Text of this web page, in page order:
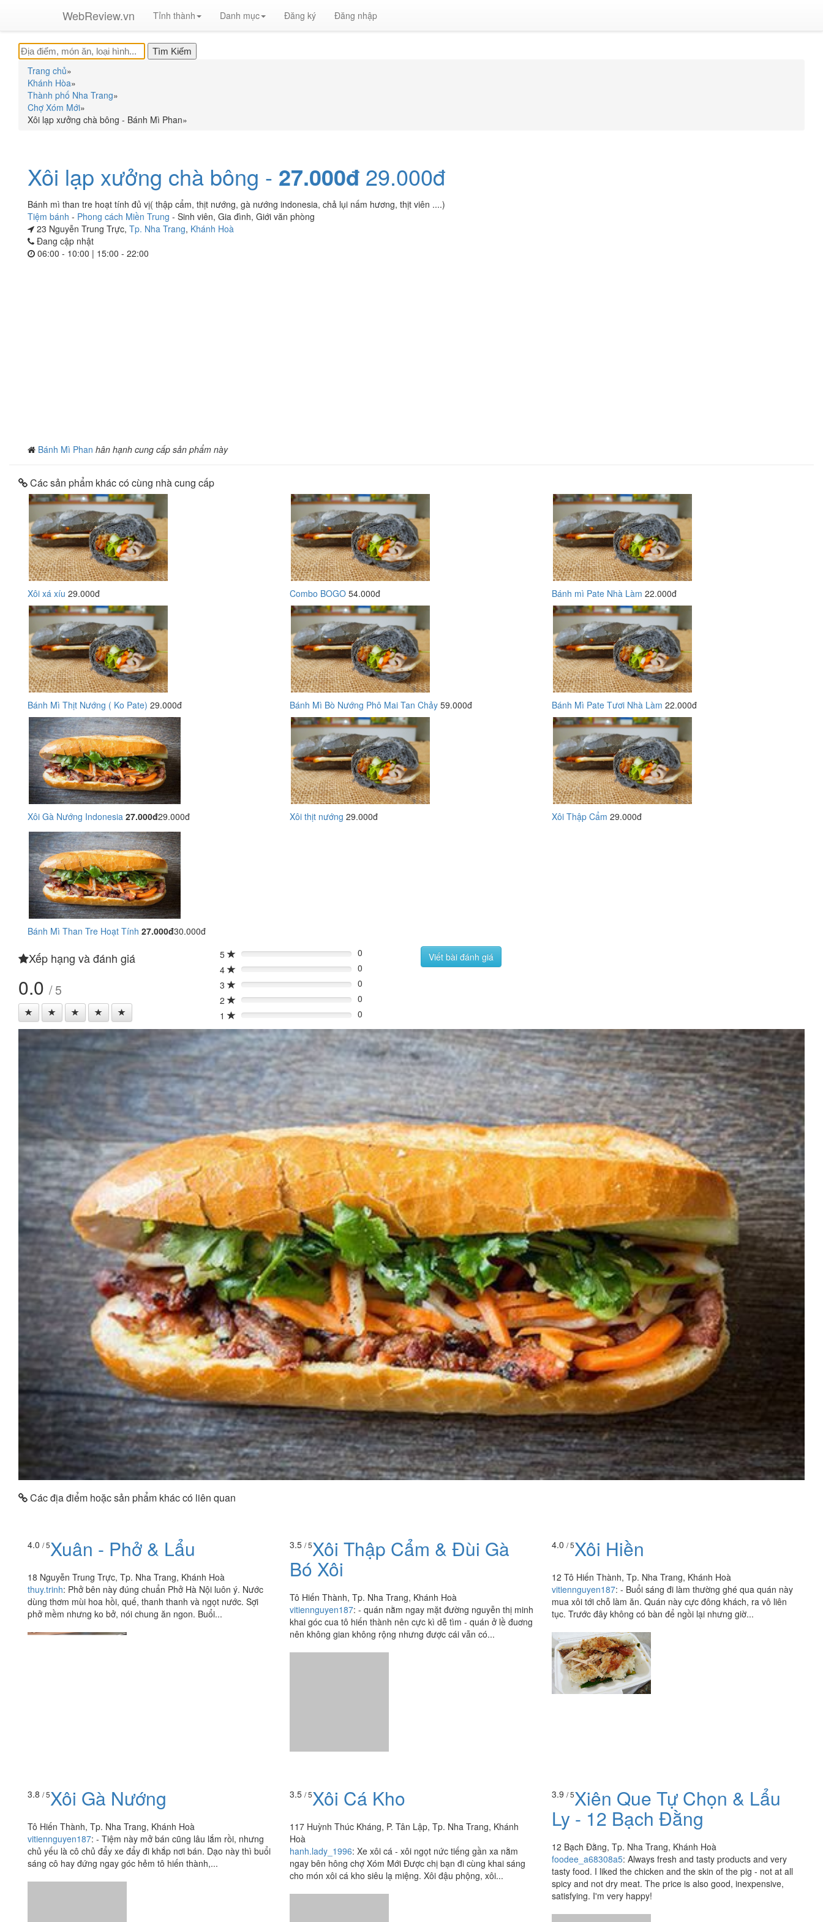
WebReview.vn Tỉnh thành Danh mục Đăng ký Đăng nhập
Trang chủ»
Khánh Hòa»
Thành phố Nha Trang»
Chợ Xóm Mới»
Xôi lạp xưởng chà bông - Bánh Mì Phan»
Xôi lạp xưởng chà bông - 27.000đ 29.000đ
Bánh mì than tre hoạt tính đủ vị( thập cẩm, thịt nướng, gà nướng indonesia, chả lụi nấm hương, thịt viên ....)
Tiệm bánh - Phong cách Miền Trung - Sinh viên, Gia đình, Giới văn phòng
23 Nguyễn Trung Trực, Tp. Nha Trang, Khánh Hoà
Đang cập nhật
06:00 - 10:00 | 15:00 - 22:00
Bánh Mì Phan hân hạnh cung cấp sản phẩm này
Các sản phẩm khác có cùng nhà cung cấp
Xôi xá xíu 29.000đ Combo BOGO 54.000đ Bánh mì Pate Nhà Làm 22.000đ
Bánh Mì Thịt Nướng ( Ko Pate) 29.000đ Bánh Mì Bò Nướng Phô Mai Tan Chảy 59.000đ Bánh Mì Pate Tươi Nhà Làm 22.000đ
Xôi Gà Nướng Indonesia 27.000đ29.000đ Xôi thịt nướng 29.000đ Xôi Thập Cẩm 29.000đ
Bánh Mì Than Tre Hoạt Tính 27.000đ30.000đ
Xếp hạng và đánh giá
0.0 / 5
5 0%
0
4
0%
0
3
0%
0
2
0%
0
1
0% 0
Viết bài đánh giá
Các địa điểm hoặc sản phẩm khác có liên quan
4.0 / 5Xuân - Phở & Lẩu
18 Nguyễn Trung Trực, Tp. Nha Trang, Khánh Hoà
thuy.trinh: Phở bên này đúng chuẩn Phở Hà Nội luôn ý. Nước
dùng thơm mùi hoa hồi, quế, thanh thanh và ngọt nước. Sợi
phở mềm nhưng ko bở, nói chung ăn ngon. Buổi...
3.5 / 5Xôi Thập Cẩm & Đùi Gà
Bó Xôi
Tô Hiến Thành, Tp. Nha Trang, Khánh Hoà
vitiennguyen187: - quán nằm ngay mặt đường nguyễn thị minh
khai góc cua tô hiến thành nên cực kì dễ tìm - quán ở lề đuơng
nên không gian không rộng nhưng được cái vẫn có...
4.0 / 5Xôi Hiền
12 Tô Hiến Thành, Tp. Nha Trang, Khánh Hoà
vitiennguyen187: - Buổi sáng đi làm thường ghé qua quán này
mua xôi tới chỗ làm ăn. Quán này cực đông khách, ra vô liên
tục. Trước đây không có bàn để ngồi lại nhưng giờ...
chủ yếu là cô chủ đẩy xe đẩy đi khắp nơi bán. Dạo này thì buổi
sáng cô hay đứng ngay góc hẻm tô hiến thành,...
hanh.lady_1996: Xe xôi cá - xôi ngọt nức tiếng gần xa nằm
ngay bên hông chợ Xóm Mới Được chị bạn đi cùng khai sáng
12 Bạch Đằng, Tp. Nha Trang, Khánh Hoà
foodee_a68308a5:Always fresh and tasty products and very
tasty food. I liked the chicken and the skin of the pig - not at all
spicy and not dry meat. The price is also good, inexpensive,